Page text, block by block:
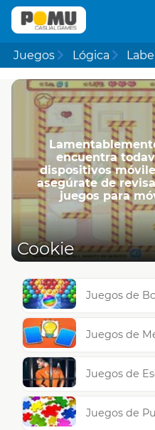
Juegos Lógica
encuentra
dispositivos
asegúrate de
juegos para
Cookie
Juegos de
Juegos de
Juegos de
Juegos de